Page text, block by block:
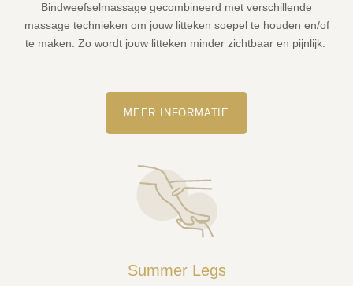
Bindweefselmassage gecombineerd met verschillende
massage technieken om jouw litteken soepel te houden en/of
te maken. Zo wordt jouw litteken minder zichtbaar en pijnlijk.
MEER INFORMATIE
Summer Legs